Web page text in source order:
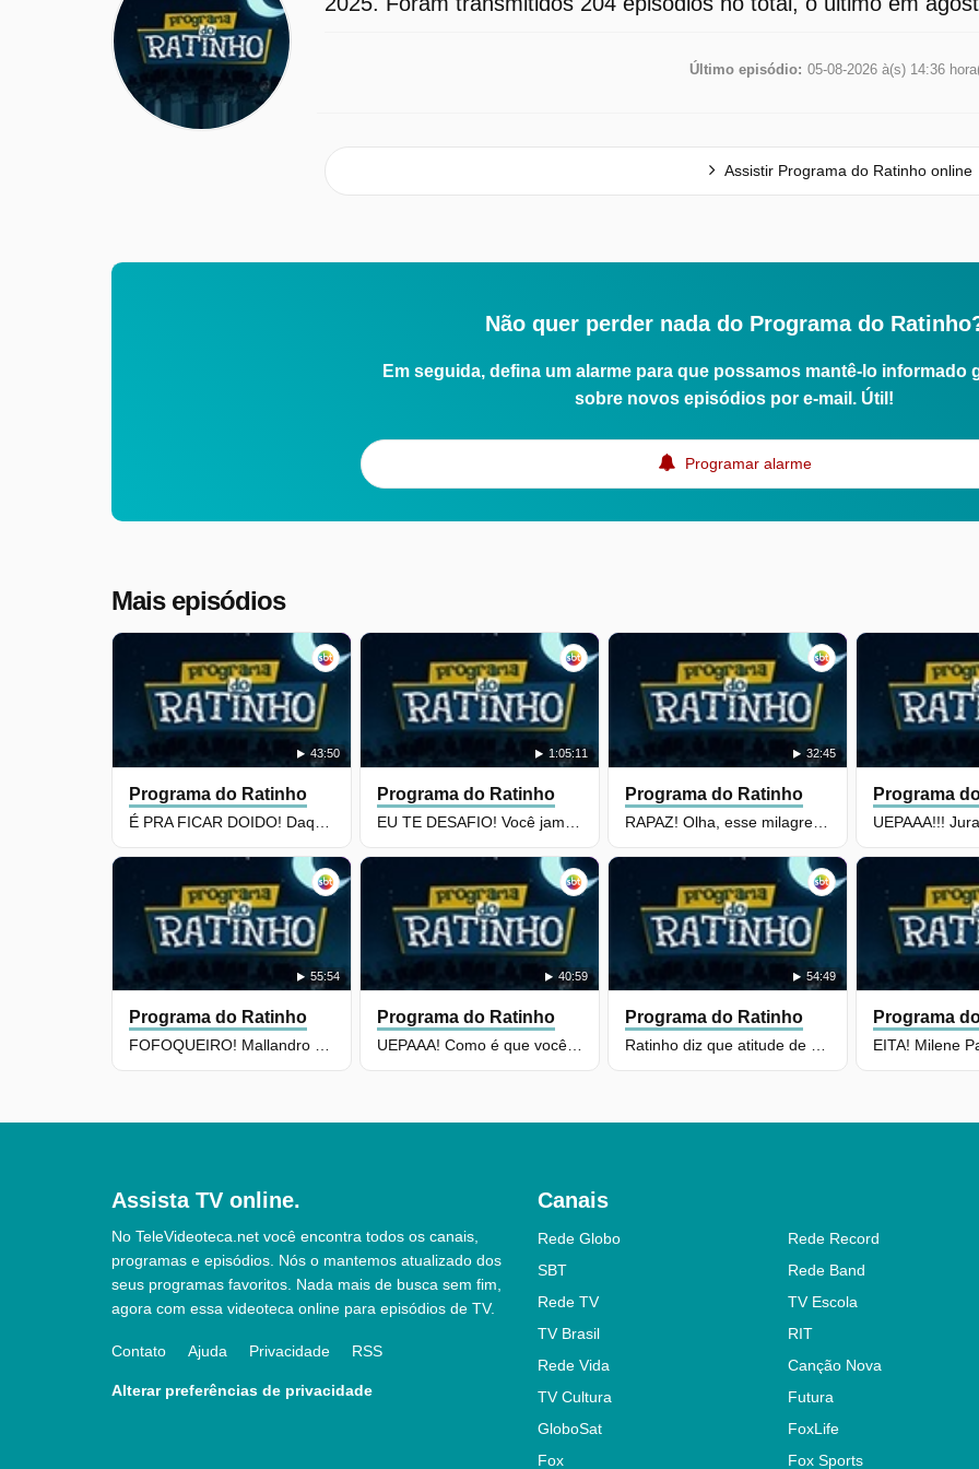
Último episódio: 05-08-2026 à(s) 14:36
Assistir Programa do Ratinho online
Não quer perder nada do Programa do
Em seguida, defina um alarme para que possamos mantê-lo informado
sobre novos episódios por e-mail. Útil!
Programar alarme
Mais episódios
43:50
Programa do Ratinho
1:05:11
Programa do Ratinho
55:54
Programa do Ratinho
40:59
Programa do Ratinho
32:45
Programa do Ratinho Programa
54:49
Programa do Ratinho Programa
Assista TV online.
No TeleVideoteca.net você encontra todos os canais,
programas e episódios. Nós o mantemos atualizado dos
seus programas favoritos. Nada mais de busca sem fim,
agora com essa videoteca online para episódios de TV.
Contato Ajuda Privacidade RSS
Alterar preferências de privacidade
Canais
Rede Globo
Rede Record
SBT
Rede Band
Rede TV
TV Escola
TV Brasil
RIT
Rede Vida
Canção Nova
TV Cultura
Futura
GloboSat
FoxLife
Fox
Fox Sports